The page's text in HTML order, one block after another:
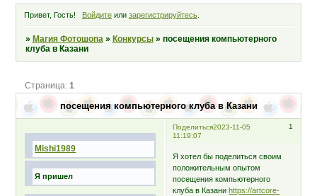
Привет, Гость! Войдитеили зарегистрируйтесь.
» Магия Фотошопа » Конкурсы » посещения компьютерного
клуба в Казани
посещения компьютерного клуба в Казани
Страница: 1
Поделиться 1
2023-11-05
11:19:07
Mishi1989
Я пришел
Я хотел бы поделиться своим
положительным опытом
посещения компьютерного
клуба в Казаниhttps://artcore-